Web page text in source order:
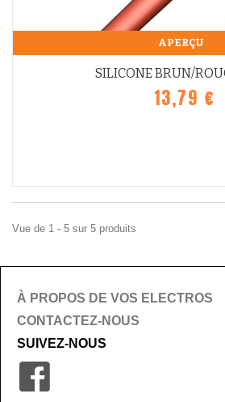
APERÇU
SILICONE BRUN/
13,79 €
Vue de 1 - 5 sur 5 produits
À PROPOS DE VOS ELECTROS
CONTACTEZ-NOUS
SUIVEZ-NOUS